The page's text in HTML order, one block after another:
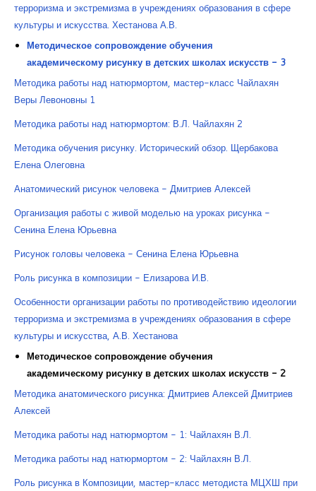
терроризма и экстремизма в учреждениях образования в сфере
культуры и искусства. Хестанова А.В.
Методическое сопровождение обучения
академическому рисунку в детских школах искусств - 3
Методика работы над натюрмортом, мастер-класс Чайлахян
Веры Левоновны 1
Методика работы над натюрмортом: В.Л. Чайлахян 2
Методика обучения рисунку. Исторический обзор. Щербакова
Елена Олеговна
Анатомический рисунок человека - Дмитриев Алексей
Организация работы с живой моделью на уроках рисунка -
Сенина Елена Юрьевна
Рисунок головы человека - Сенина Елена Юрьевна
Роль рисунка в композиции - Елизарова И.В.
Особенности организации работы по противодействию идеологии
терроризма и экстремизма в учреждениях образования в сфере
культуры и искусства, А.В. Хестанова
Методическое сопровождение обучения
академическому рисунку в детских школах искусств - 2
Методика анатомического рисунка: Дмитриев Алексей Дмитриев
Алексей
Методика работы над натюрмортом - 1: Чайлахян В.Л.
Методика работы над натюрмортом - 2: Чайлахян В.Л.
Роль рисунка в Композиции, мастер-класс методиста МЦХШ при